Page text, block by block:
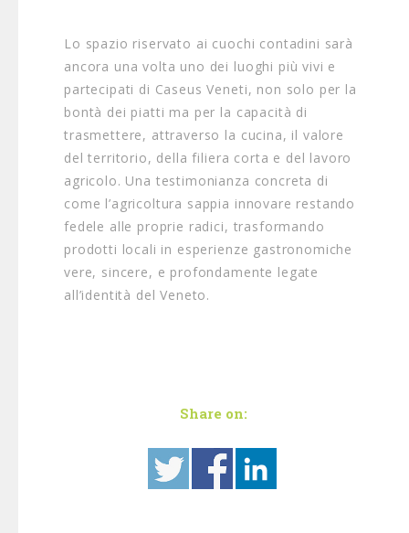
Lo spazio riservato ai cuochi contadini sarà
ancora una volta uno dei luoghi più vivi e
partecipati di Caseus Veneti, non solo per la
bontà dei piatti ma per la capacità di
trasmettere, attraverso la cucina, il valore
del territorio, della filiera corta e del lavoro
agricolo. Una testimonianza concreta di
come l’agricoltura sappia innovare restando
fedele alle proprie radici, trasformando
prodotti locali in esperienze gastronomiche
vere, sincere, e profondamente legate
all’identità del Veneto.
Share on: